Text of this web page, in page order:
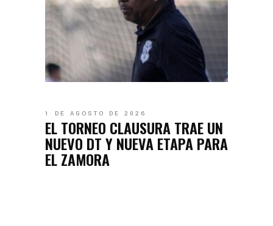
1 DE AGOSTO DE 2026
EL TORNEO CLAUSURA TRAE UN
NUEVO DT Y NUEVA ETAPA PARA
EL ZAMORA